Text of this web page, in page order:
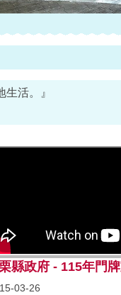
活。』
案電話，苗栗縣政府
縣政府 - 115年門
03-26